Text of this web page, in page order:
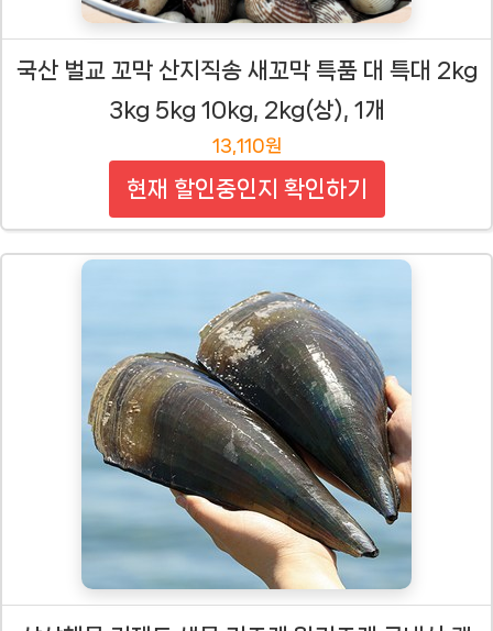
국산 벌교 꼬막 산지직송 새꼬막 특품 대 특대 2kg
3kg 5kg 10kg, 2kg(상), 1개
13,110원
현재 할인중인지 확인하기